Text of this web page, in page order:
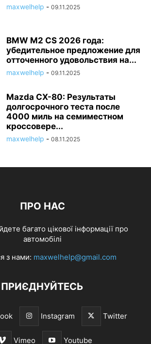
maxwelhelp - 09.11.2025
BMW M2 CS 2026 года:
убедительное предложение для
отточенного удовольствия на...
maxwelhelp - 09.11.2025
Mazda CX-80: Результаты
долгосрочного теста после
4000 миль на семиместном
кроссовере...
maxwelhelp - 08.11.2025
ПРО НАС
багато цікової інформації про
автомобілі
з нами: maxwelhelp@gmail.com
ПРИЄДНУЙТЕСЬ
Instagram Twitter
Vimeo Youtube